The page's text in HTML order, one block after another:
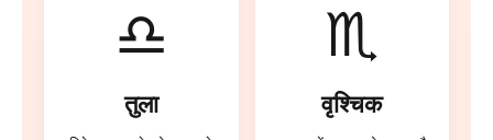
♎
तुला
♏
वृश्चिक